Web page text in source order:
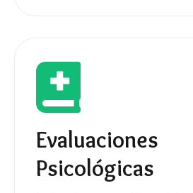
Evaluaciones
Psicológicas